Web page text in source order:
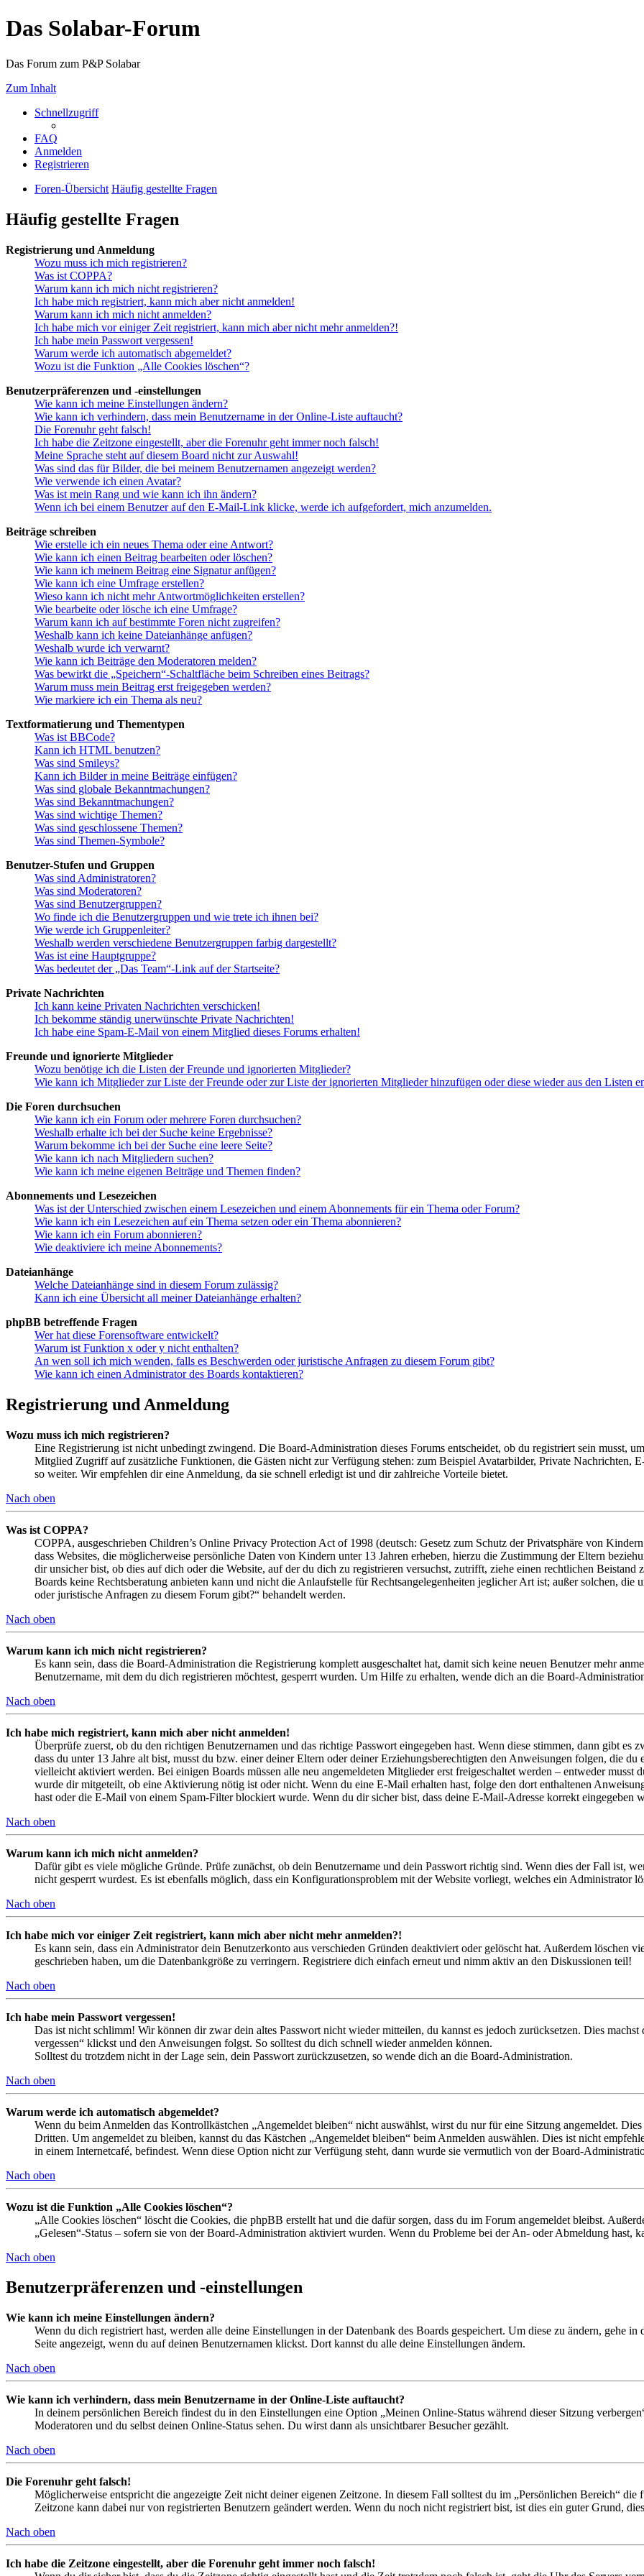
Das Solabar-Forum
Das Forum zum P&P Solabar
Zum Inhalt
Schnellzugriff
FAQ
Anmelden
Registrieren
Foren-Übersicht Häufig gestellte Fragen
Häufig gestellte Fragen
Registrierung und Anmeldung
Wozu muss ich mich registrieren?
Was ist COPPA?
Warum kann ich mich nicht registrieren?
Ich habe mich registriert, kann mich aber nicht anmelden!
Warum kann ich mich nicht anmelden?
Ich habe mich vor einiger Zeit registriert, kann mich aber nicht mehr anmelden?!
Ich habe mein Passwort vergessen!
Warum werde ich automatisch abgemeldet?
Wozu ist die Funktion „Alle Cookies löschen“?
Benutzerpräferenzen und -einstellungen
Wie kann ich meine Einstellungen ändern?
Wie kann ich verhindern, dass mein Benutzername in der Online-Liste auftaucht?
Die Forenuhr geht falsch!
Ich habe die Zeitzone eingestellt, aber die Forenuhr geht immer noch falsch!
Meine Sprache steht auf diesem Board nicht zur Auswahl!
Was sind das für Bilder, die bei meinem Benutzernamen angezeigt werden?
Wie verwende ich einen Avatar?
Was ist mein Rang und wie kann ich ihn ändern?
Wenn ich bei einem Benutzer auf den E-Mail-Link klicke, werde ich aufgefordert, mich anzumelden.
Beiträge schreiben
Wie erstelle ich ein neues Thema oder eine Antwort?
Wie kann ich einen Beitrag bearbeiten oder löschen?
Wie kann ich meinem Beitrag eine Signatur anfügen?
Wie kann ich eine Umfrage erstellen?
Wieso kann ich nicht mehr Antwortmöglichkeiten erstellen?
Wie bearbeite oder lösche ich eine Umfrage?
Warum kann ich auf bestimmte Foren nicht zugreifen?
Weshalb kann ich keine Dateianhänge anfügen?
Weshalb wurde ich verwarnt?
Wie kann ich Beiträge den Moderatoren melden?
Was bewirkt die „Speichern“-Schaltfläche beim Schreiben eines Beitrags?
Warum muss mein Beitrag erst freigegeben werden?
Wie markiere ich ein Thema als neu?
Textformatierung und Thementypen
Was ist BBCode?
Kann ich HTML benutzen?
Was sind Smileys?
Kann ich Bilder in meine Beiträge einfügen?
Was sind globale Bekanntmachungen?
Was sind Bekanntmachungen?
Was sind wichtige Themen?
Was sind geschlossene Themen?
Was sind Themen-Symbole?
Benutzer-Stufen und Gruppen
Was sind Administratoren?
Was sind Moderatoren?
Was sind Benutzergruppen?
Wo finde ich die Benutzergruppen und wie trete ich ihnen bei?
Wie werde ich Gruppenleiter?
Weshalb werden verschiedene Benutzergruppen farbig dargestellt?
Was ist eine Hauptgruppe?
Was bedeutet der „Das Team“-Link auf der Startseite?
Private Nachrichten
Ich kann keine Privaten Nachrichten verschicken!
Ich bekomme ständig unerwünschte Private Nachrichten!
Ich habe eine Spam-E-Mail von einem Mitglied dieses Forums erhalten!
Freunde und ignorierte Mitglieder
Wozu benötige ich die Listen der Freunde und ignorierten Mitglieder?
Wie kann ich Mitglieder zur Liste der Freunde oder zur Liste der ignorierten Mitglieder hinzufügen oder diese wieder aus den Listen
Die Foren durchsuchen
Wie kann ich ein Forum oder mehrere Foren durchsuchen?
Weshalb erhalte ich bei der Suche keine Ergebnisse?
Warum bekomme ich bei der Suche eine leere Seite?
Wie kann ich nach Mitgliedern suchen?
Wie kann ich meine eigenen Beiträge und Themen finden?
Abonnements und Lesezeichen
Was ist der Unterschied zwischen einem Lesezeichen und einem Abonnements für ein Thema oder Forum?
Wie kann ich ein Lesezeichen auf ein Thema setzen oder ein Thema abonnieren?
Wie kann ich ein Forum abonnieren?
Wie deaktiviere ich meine Abonnements?
Dateianhänge
Welche Dateianhänge sind in diesem Forum zulässig?
Kann ich eine Übersicht all meiner Dateianhänge erhalten?
phpBB betreffende Fragen
Wer hat diese Forensoftware entwickelt?
Warum ist Funktion x oder y nicht enthalten?
An wen soll ich mich wenden, falls es Beschwerden oder juristische Anfragen zu diesem Forum gibt?
Wie kann ich einen Administrator des Boards kontaktieren?
Registrierung und Anmeldung
Wozu muss ich mich registrieren?
Eine Registrierung ist nicht unbedingt zwingend. Die Board-Administration dieses Forums entscheidet, ob du registriert sein musst,
Mitglied Zugriff auf zusätzliche Funktionen, die Gästen nicht zur Verfügung stehen: zum Beispiel Avatarbilder, Private Nachrichten,
so weiter. Wir empfehlen dir eine Anmeldung, da sie schnell erledigt ist und dir zahlreiche Vorteile bietet.
Nach oben
Was ist COPPA?
COPPA, ausgeschrieben Children’s Online Privacy Protection Act of 1998 (deutsch: Gesetz zum Schutz der Privatsphäre von
dass Websites, die möglicherweise persönliche Daten von Kindern unter 13 Jahren erheben, hierzu die Zustimmung der Eltern
dir unsicher bist, ob dies auf dich oder die Website, auf der du dich zu registrieren versuchst, zutrifft, ziehe einen rechtlichen
Boards keine Rechtsberatung anbieten kann und nicht die Anlaufstelle für Rechtsangelegenheiten jeglicher Art ist; außer solchen,
oder juristische Anfragen zu diesem Forum gibt?“ behandelt werden.
Nach oben
Warum kann ich mich nicht registrieren?
Es kann sein, dass die Board-Administration die Registrierung komplett ausgeschaltet hat, damit sich keine neuen Benutzer mehr
Benutzername, mit dem du dich registrieren möchtest, gesperrt wurden. Um Hilfe zu erhalten, wende dich an die Board-
Nach oben
Ich habe mich registriert, kann mich aber nicht anmelden!
Überprüfe zuerst, ob du den richtigen Benutzernamen und das richtige Passwort eingegeben hast. Wenn diese stimmen, dann gibt es
dass du unter 13 Jahre alt bist, musst du bzw. einer deiner Eltern oder deiner Erziehungsberechtigten den Anweisungen folgen, die
vielleicht aktiviert werden. Bei einigen Boards müssen alle neu angemeldeten Mitglieder erst freigeschaltet werden – entweder musst
wurde dir mitgeteilt, ob eine Aktivierung nötig ist oder nicht. Wenn du eine E-Mail erhalten hast, folge den dort enthaltenen
hast oder die E-Mail von einem Spam-Filter blockiert wurde. Wenn du dir sicher bist, dass deine E-Mail-Adresse korrekt eingegeben
Nach oben
Warum kann ich mich nicht anmelden?
Dafür gibt es viele mögliche Gründe. Prüfe zunächst, ob dein Benutzername und dein Passwort richtig sind. Wenn dies der Fall ist,
nicht gesperrt wurdest. Es ist ebenfalls möglich, dass ein Konfigurationsproblem mit der Website vorliegt, welches ein Administrator
Nach oben
Ich habe mich vor einiger Zeit registriert, kann mich aber nicht mehr anmelden?!
Es kann sein, dass ein Administrator dein Benutzerkonto aus verschieden Gründen deaktiviert oder gelöscht hat. Außerdem löschen
geschrieben haben, um die Datenbankgröße zu verringern. Registriere dich einfach erneut und nimm aktiv an den Diskussionen teil!
Nach oben
Ich habe mein Passwort vergessen!
Das ist nicht schlimm! Wir können dir zwar dein altes Passwort nicht wieder mitteilen, du kannst es jedoch zurücksetzen. Dies
vergessen“ klickst und den Anweisungen folgst. So solltest du dich schnell wieder anmelden können.
Solltest du trotzdem nicht in der Lage sein, dein Passwort zurückzusetzen, so wende dich an die Board-Administration.
Nach oben
Warum werde ich automatisch abgemeldet?
Wenn du beim Anmelden das Kontrollkästchen „Angemeldet bleiben“ nicht auswählst, wirst du nur für eine Sitzung angemeldet.
Dritten. Um angemeldet zu bleiben, kannst du das Kästchen „Angemeldet bleiben“ beim Anmelden auswählen. Dies ist nicht
in einem Internetcafé, befindest. Wenn diese Option nicht zur Verfügung steht, dann wurde sie vermutlich von der Board-
Nach oben
Wozu ist die Funktion „Alle Cookies löschen“?
„Alle Cookies löschen“ löscht die Cookies, die phpBB erstellt hat und die dafür sorgen, dass du im Forum angemeldet bleibst.
„Gelesen“-Status – sofern sie von der Board-Administration aktiviert wurden. Wenn du Probleme bei der An- oder Abmeldung hast,
Nach oben
Benutzerpräferenzen und -einstellungen
Wie kann ich meine Einstellungen ändern?
Wenn du dich registriert hast, werden alle deine Einstellungen in der Datenbank des Boards gespeichert. Um diese zu ändern, gehe
Seite angezeigt, wenn du auf deinen Benutzernamen klickst. Dort kannst du alle deine Einstellungen ändern.
Nach oben
Wie kann ich verhindern, dass mein Benutzername in der Online-Liste auftaucht?
In deinem persönlichen Bereich findest du in den Einstellungen eine Option „Meinen Online-Status während dieser Sitzung
Moderatoren und du selbst deinen Online-Status sehen. Du wirst dann als unsichtbarer Besucher gezählt.
Nach oben
Die Forenuhr geht falsch!
Möglicherweise entspricht die angezeigte Zeit nicht deiner eigenen Zeitzone. In diesem Fall solltest du im „Persönlichen Bereich“
Zeitzone kann dabei nur von registrierten Benutzern geändert werden. Wenn du noch nicht registriert bist, ist dies ein guter Grund,
Nach oben
Ich habe die Zeitzone eingestellt, aber die Forenuhr geht immer noch falsch!